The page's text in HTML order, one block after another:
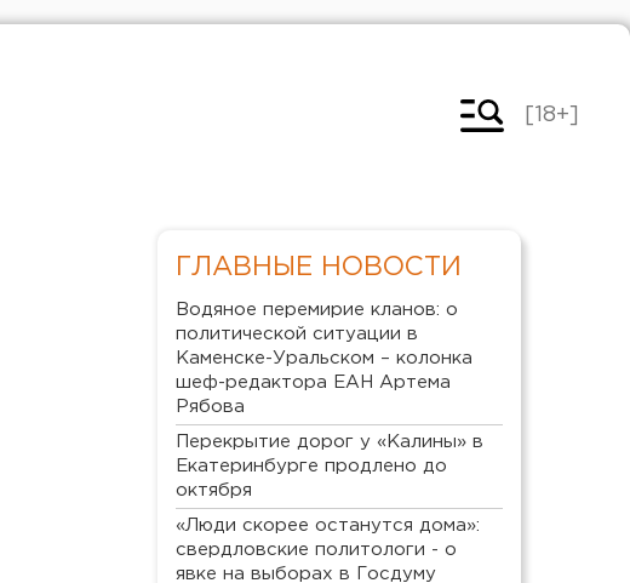
[18+]
ГЛАВНЫЕ НОВОСТИ
Водяное перемирие кланов: о
политической ситуации в
Каменске-Уральском – колонка
шеф-редактора ЕАН Артема
Рябова
Перекрытие дорог у «Калины» в
Екатеринбурге продлено до
октября
«Люди скорее останутся дома»:
свердловские политологи - о
явке на выборах в Госдуму